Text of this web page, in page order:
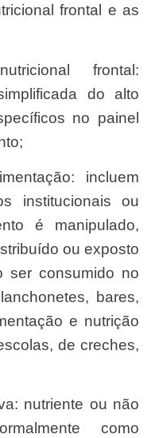
frontal e as
do alto
no painel
institucionais ou
é manipulado,
ou exposto
ser consumido no
bares,
e nutrição
de creches,
como